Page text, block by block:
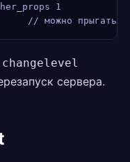
1
// можно прыгать на
changelevel
сервера.